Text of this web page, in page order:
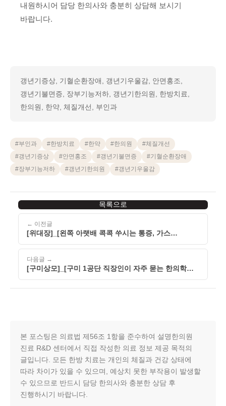
내원하시어 담당 한의사와 충분히 상담해 보시기
바랍니다.
갱년기증상, 기혈순환장애, 갱년기우울감, 안면홍조,
갱년기불면증, 장부기능저하, 갱년기한의원, 한방치료,
한의원, 한약, 체질개선, 부인과
#부인과 #한방치료 #한약 #한의원 #체질개선
#갱년기증상 #안면홍조 #갱년기불면증 #기혈순환장애
#장부기능저하 #갱년기한의원 #갱년기우울감
← 이전글
[위대장]_[왼쪽 아랫배 콕콕 쑤시는 통증, 가스
때문만은 아닐 수 있습니다]_[260520]
목록으로
다음글 →
[구미상모]_[구미 1공단 직장인이 자주 묻는 한의학
오해 바로잡기]_[260520]
본 포스팅은 의료법 제56조 1항을 준수하여 설명한의원
진료 R&D 센터에서 직접 작성한 의료 정보 제공 목적의
글입니다. 모든 한방 치료는 개인의 체질과 건강 상태에
따라 차이가 있을 수 있으며, 예상치 못한 부작용이 발생할
수 있으므로 반드시 담당 한의사와 충분한 상담 후
진행하시기 바랍니다.